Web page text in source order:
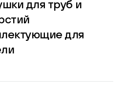
для труб и
для